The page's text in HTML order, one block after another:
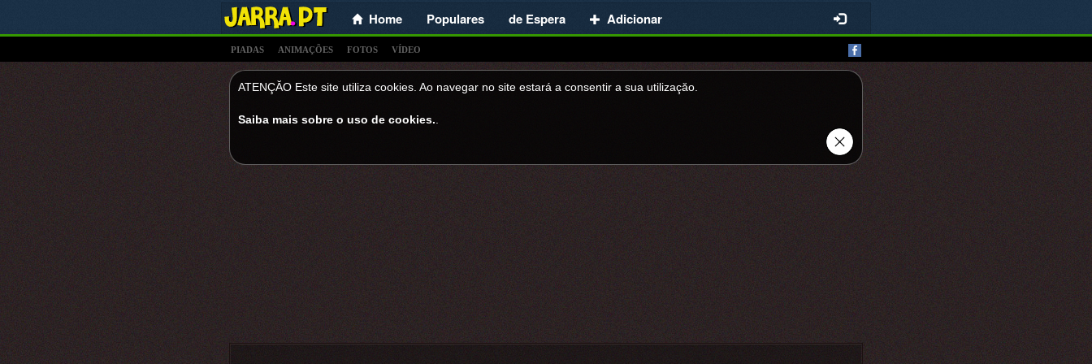
Home Populares de Espera Adicionar
PIADAS ANIMAÇÕES FOTOS VÍDEO
ATENÇĂO Este site utiliza cookies. Ao navegar no site estará a consentir a sua utilizaçăo.
Saiba mais sobre o uso de cookies.